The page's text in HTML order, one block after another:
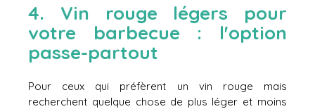
4. Vin rouge légers pour
votre barbecue : l'option
passe-partout
Pour ceux qui préfèrent un vin rouge mais
recherchent quelque chose de plus léger et moins